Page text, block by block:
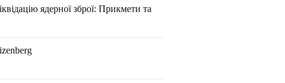
ядерної зброї: Прикмети та